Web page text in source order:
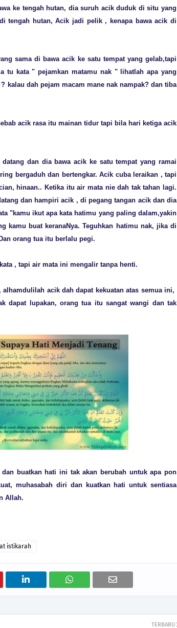
ke tengah hutan, dia suruh acik duduk di situ yang
tengah hutan, Acik jadi pelik , kenapa bawa acik di
sama di bawa acik ke satu tempat yang gelab,tapi
tu kata " pejamkan matamu nak " lihatlah apa yang
kalau dah pejam macam mane nak nampak? dan tiba
acik rasa itu mainan tidur tapi bila hari ketiga acik
dan dia bawa acik ke satu tempat yang ramai
bergaduh dan bertengkar. Acik cuba leraikan , tapi
hinaan.. Ketika itu air mata nie dah tak tahan lagi.
dan hampiri acik , di pegang tangan acik dan dia
"kamu ikut apa kata hatimu yang paling dalam,yakin
kamu buat keranaNya. Teguhkan hatimu nak, jika di
orang tua itu berlalu pegi.
, tapi air mata ini mengalir tanpa henti.
acik dah dapat kekuatan atas semua ini,
dapat lupakan, orang tua itu sangat wangi dan tak
buatkan hati ini tak akan berubah untuk apa pon
muhasabah diri dan kuatkan hati untuk sentiasa
Allah.
istikarah
TERBARU